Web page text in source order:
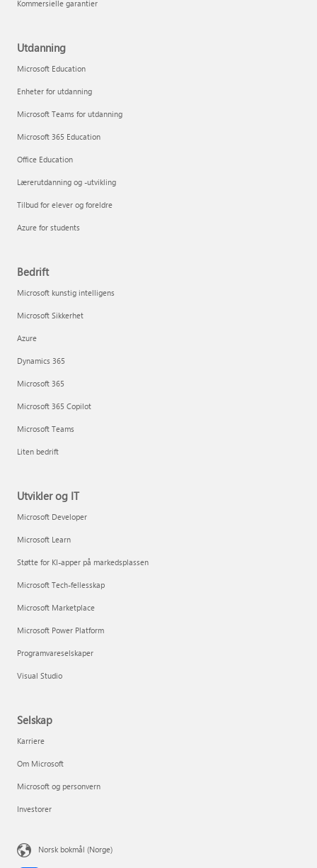
Kommersielle garantier
Utdanning
Microsoft Education
Enheter for utdanning
Microsoft Teams for utdanning
Microsoft 365 Education
Office Education
Lærerutdanning og -utvikling
Tilbud for elever og foreldre
Azure for students
Bedrift
Microsoft kunstig intelligens
Microsoft Sikkerhet
Azure
Dynamics 365
Microsoft 365
Microsoft 365 Copilot
Microsoft Teams
Liten bedrift
Utvikler og IT
Microsoft Developer
Microsoft Learn
Støtte for KI-apper på markedsplassen
Microsoft Tech-fellesskap
Microsoft Marketplace
Microsoft Power Platform
Programvareselskaper
Visual Studio
Selskap
Karriere
Om Microsoft
Microsoft og personvern
Investorer
Norsk bokmål (Norge)